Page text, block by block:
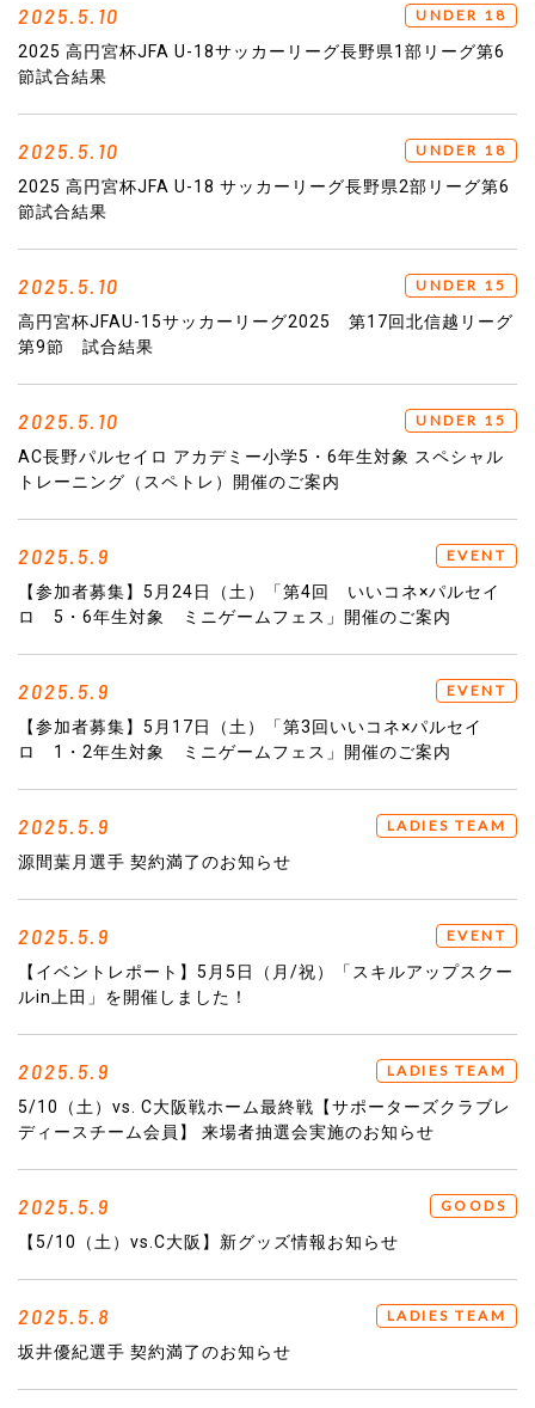
2025.5.10 UNDER 18
2025 高円宮杯JFA U-18サッカーリーグ長野県1部リーグ第6
節試合結果
2025.5.10 UNDER 18
2025 高円宮杯JFA U-18 サッカーリーグ長野県2部リーグ第6
節試合結果
2025.5.10 UNDER 15
高円宮杯JFAU-15サッカーリーグ2025 第17回北信越リーグ
第9節 試合結果
2025.5.10 UNDER 15
AC長野パルセイロ アカデミー小学5・6年生対象 スペシャル
トレーニング（スペトレ）開催のご案内
2025.5.9 EVENT
【参加者募集】5月24日（土）「第4回 いいコネ×パルセイ
ロ 5・6年生対象 ミニゲームフェス」開催のご案内
2025.5.9 EVENT
【参加者募集】5月17日（土）「第3回いいコネ×パルセイ
ロ 1・2年生対象 ミニゲームフェス」開催のご案内
2025.5.9 LADIES TEAM
源間葉月選手 契約満了のお知らせ
2025.5.9 EVENT
【イベントレポート】5月5日（月/祝）「スキルアップスクー
ルin上田」を開催しました！
2025.5.9 LADIES TEAM
5/10（土）vs. C大阪戦ホーム最終戦【サポーターズクラブレ
ディースチーム会員】 来場者抽選会実施のお知らせ
2025.5.9 GOODS
【5/10（土）vs.C大阪】新グッズ情報お知らせ
2025.5.8 LADIES TEAM
坂井優紀選手 契約満了のお知らせ